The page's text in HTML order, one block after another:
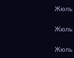
Жюль
Жюль
Жюль